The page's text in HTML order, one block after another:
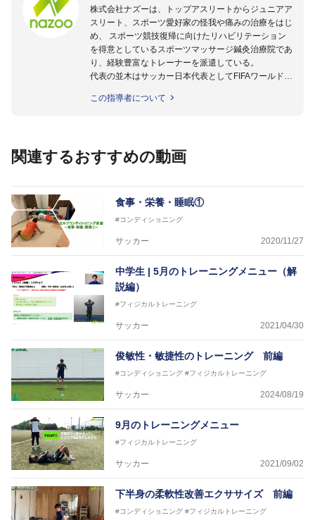
株式会社ナズーは、トップアスリートからジュニアア
スリート、スポーツ愛好家の怪我や痛みの治療をはじ
め、 スポーツ競技復帰に向けたリハビリテーション
を得意としているスポーツマッサージ鍼灸治療院であ
り、経験豊富なトレーナーを派遣している。
代表の並木はサッカー日本代表としてFIFAワールドカ
のほかU-23日本代表のアスレティックトレーナーと
世代のサッカーを中心に、WJBL、社会人ラグビー、
を派遣している。
さらには講演会やセミナー、専門学校などの教育機関
に講師を派遣するなど後進育成にも力を入れている。
「一人一人の健康な人生をサポートする」を企業理念
からサポートし、一人一人の「楽しく、豊かに、生き
生きと」生きる、そんな『健康な人生』をサポートし
ている。
この指導者について
関連するおすすめの動画
食事・栄養・睡眠①
#コンディショニング
サッカー 2020/11/27
中学生 | 5月のトレーニングメニュー（解
説編）
#フィジカルトレーニング
サッカー 2021/04/30
俊敏性・敏捷性のトレーニング 前編
#コンディショニング #フィジカルトレーニング
サッカー 2024/08/19
9月のトレーニングメニュー
#フィジカルトレーニング
サッカー 2021/09/02
下半身の柔軟性改善エクササイズ 前編
#コンディショニング #フィジカルトレーニング